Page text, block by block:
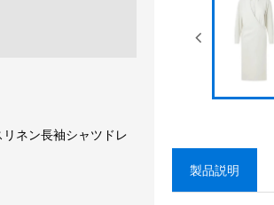
リネン長袖シャツドレ
製品説明